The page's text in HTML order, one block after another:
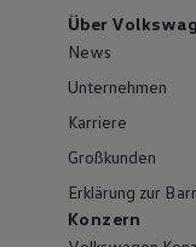
Über
News
Unternehmen
Karriere
Großkunden
Erklärung zur
Konzern